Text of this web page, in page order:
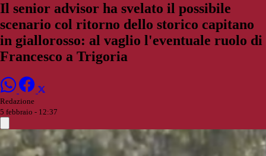
Il senior advisor ha svelato il possibile
scenario col ritorno dello storico capitano
in giallorosso: al vaglio l'eventuale ruolo di
Francesco a Trigoria
Redazione
5 febbraio - 12:37